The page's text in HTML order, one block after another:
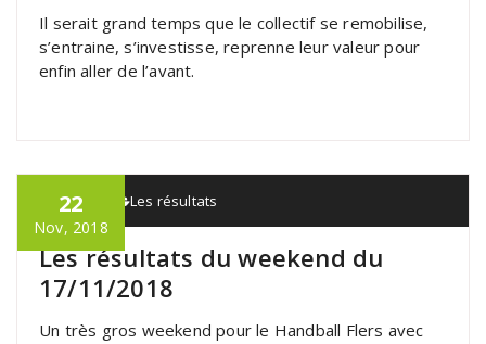
Il serait grand temps que le collectif se remobilise,
s’entraine, s’investisse, reprenne leur valeur pour
enfin aller de l’avant.
22
Nov, 2018
admin Les résultats
Les résultats du weekend du
17/11/2018
Un très gros weekend pour le Handball Flers avec